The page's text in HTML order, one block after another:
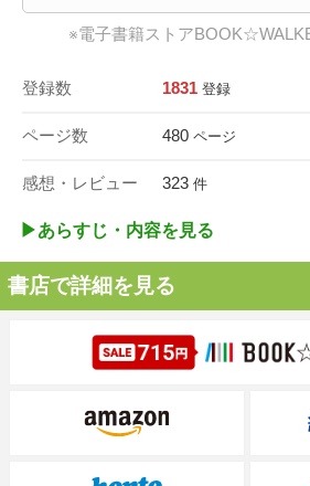
※電子書籍ストア
登録数 1831 登録
ページ数 480 ページ
感想・レビュー 323 件
▶︎あらすじ・内容を見る
書店で詳細を見る